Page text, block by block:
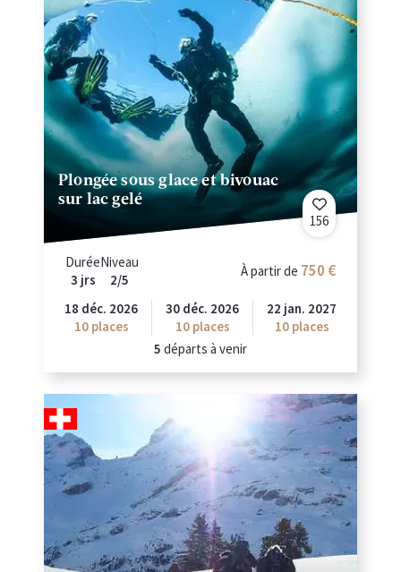
Plongée sous glace et bivouac
sur lac gelé
156
Durée
3 jrs
Niveau
2/5
À partir de 750
18 déc. 2026
10places
30 déc. 2026
10places
22 jan. 2027
10places
5 départs à venir